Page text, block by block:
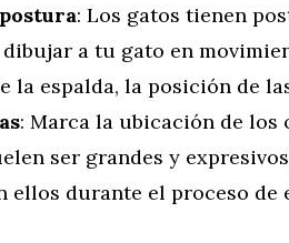
: Los gatos tienen
dibujar a tu gato en
la espalda, la posición de
: Marca la ubicación de los
ser grandes y
ellos durante el proceso de